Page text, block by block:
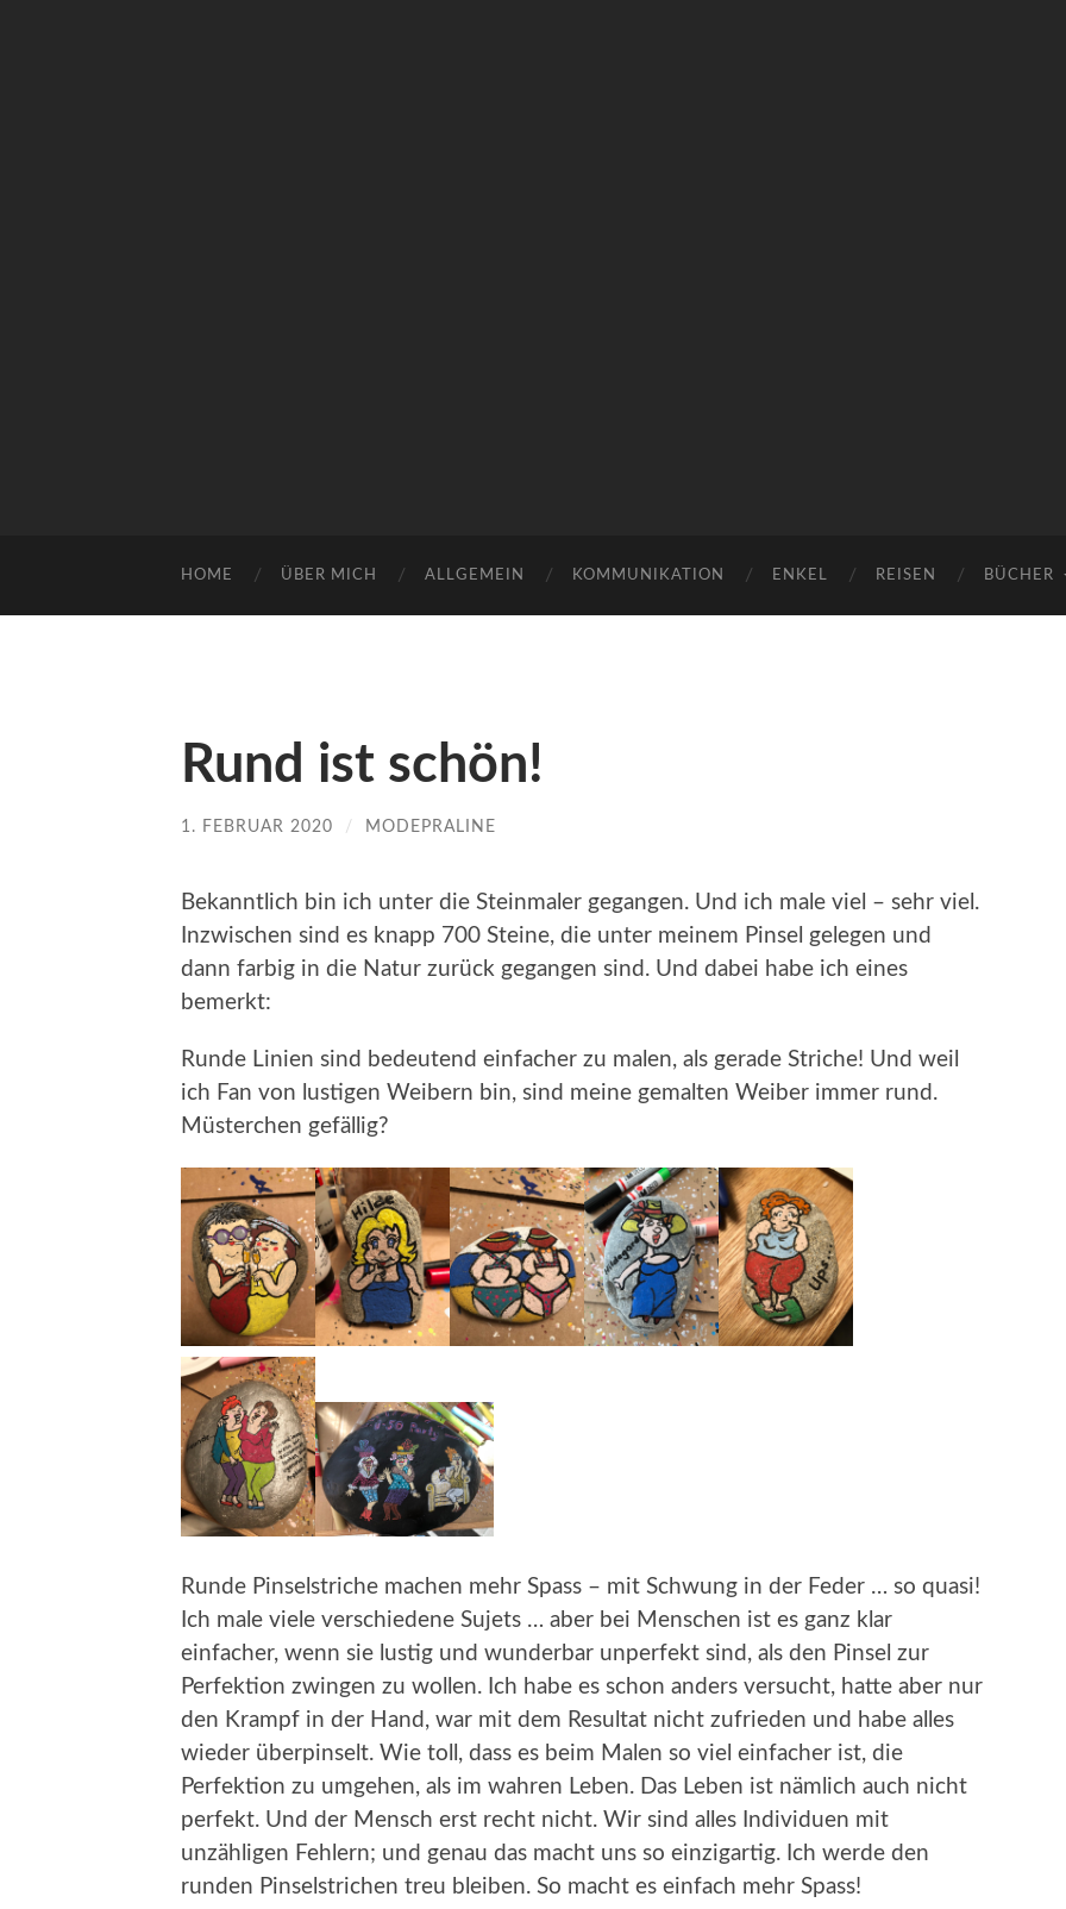
HOME ÜBER MICH ALLGEMEIN KOMMUNIKATION ENKEL REISEN BÜCHER
Rund ist schön!
1. FEBRUAR 2020 / MODEPRALINE
Bekanntlich bin ich unter die Steinmaler gegangen. Und ich male viel – sehr viel.
Inzwischen sind es knapp 700 Steine, die unter meinem Pinsel gelegen und
dann farbig in die Natur zurück gegangen sind. Und dabei habe ich eines
bemerkt:
Runde Linien sind bedeutend einfacher zu malen, als gerade Striche! Und weil
ich Fan von lustigen Weibern bin, sind meine gemalten Weiber immer rund.
Müsterchen gefällig?
Runde Pinselstriche machen mehr Spass – mit Schwung in der Feder … so quasi!
Ich male viele verschiedene Sujets … aber bei Menschen ist es ganz klar
einfacher, wenn sie lustig und wunderbar unperfekt sind, als den Pinsel zur
Perfektion zwingen zu wollen. Ich habe es schon anders versucht, hatte aber nur
den Krampf in der Hand, war mit dem Resultat nicht zufrieden und habe alles
wieder überpinselt. Wie toll, dass es beim Malen so viel einfacher ist, die
Perfektion zu umgehen, als im wahren Leben. Das Leben ist nämlich auch nicht
perfekt. Und der Mensch erst recht nicht. Wir sind alles Individuen mit
unzähligen Fehlern; und genau das macht uns so einzigartig. Ich werde den
runden Pinselstrichen treu bleiben. So macht es einfach mehr Spass!